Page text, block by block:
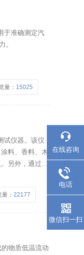
于准确测定汽
。
量： 15025
试仪器。该仪
料、香料、木
另外，通过改
量：22177
物质低温流动
在线咨询
电话
微信扫一扫